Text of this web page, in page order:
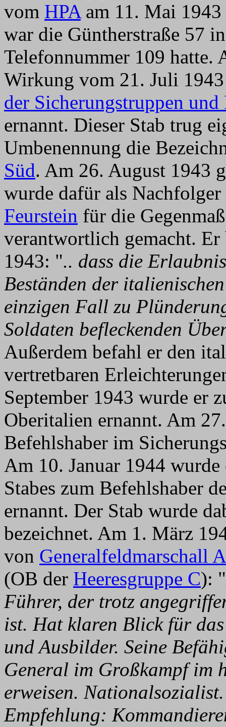
vom HPAam 11. Mai 1943
war die Güntherstraße 57
Telefonnummer 109
Wirkung vom 21. Juli
der Sicherungstruppen
ernannt. Dieser Stab trug
Umbenennung die
Süd. Am 26. August 1943
wurde dafür als
Feurstein für die
verantwortlich gemacht. Er
1943: ".. dass die
Beständen der
einzigen Fall zu
Soldaten befleckenden
Außerdem befahl er den
vertretbaren
September 1943 wurde er
Oberitalien ernannt. Am
Befehlshaber im
Am 10. Januar 1944
Stabes zum Befehlshaber
ernannt. Der Stab wurde
bezeichnet. Am 1. März
von Generalfeldmarschall
(OB der Heeresgruppe C): "
Führer, der trotz
ist. Hat klaren Blick für
und Ausbilder. Seine
General im Großkampf im
erweisen.
Empfehlung: